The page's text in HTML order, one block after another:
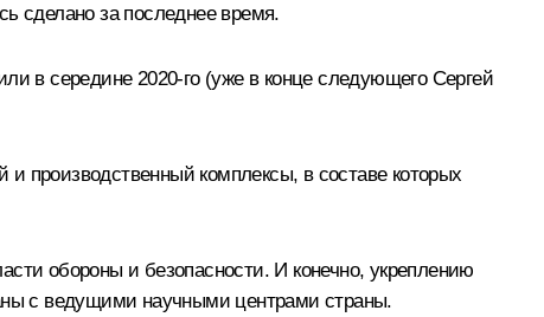
сделано за последнее время.
в середине 2020-го (уже в конце следующего Сергей
производственный комплексы, в составе которых
обороны и безопасности. И конечно, укреплению
с ведущими научными центрами страны.